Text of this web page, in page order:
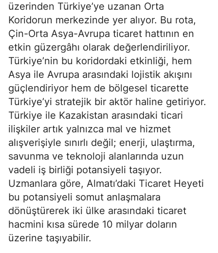
üzerinden Türkiye’ye uzanan Orta
Koridorun merkezinde yer alıyor. Bu rota,
Çin-Orta Asya-Avrupa ticaret hattının en
etkin güzergâhı olarak değerlendiriliyor.
Türkiye’nin bu koridordaki etkinliği, hem
Asya ile Avrupa arasındaki lojistik akışını
güçlendiriyor hem de bölgesel ticarette
Türkiye’yi stratejik bir aktör haline getiriyor.
Türkiye ile Kazakistan arasındaki ticari
ilişkiler artık yalnızca mal ve hizmet
alışverişiyle sınırlı değil; enerji, ulaştırma,
savunma ve teknoloji alanlarında uzun
vadeli iş birliği potansiyeli taşıyor.
Uzmanlara göre, Almatı’daki Ticaret Heyeti
bu potansiyeli somut anlaşmalara
dönüştürerek iki ülke arasındaki ticaret
hacmini kısa sürede 10 milyar doların
üzerine taşıyabilir.